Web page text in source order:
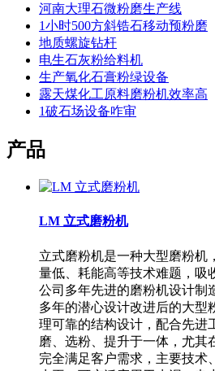
河南大理石微粉磨生产线
1小时500方斜锆石移动预粉磨
地质螺旋钻杆
电生石灰粉给料机
生产氧化石膏粉绿设备
露天煤化工原料磨粉机效率高
1破石场设备咋审
产品
LM 立式磨粉机
立式磨粉机是一种大型磨粉机
量低、耗能高等技术难题，吸
公司多年先进的磨粉机设计制
多年的潜心设计改进后的大型
理可靠的结构设计，配合先进
磨、选粉、提升于一体，尤其
完全满足客户需求，主要技术